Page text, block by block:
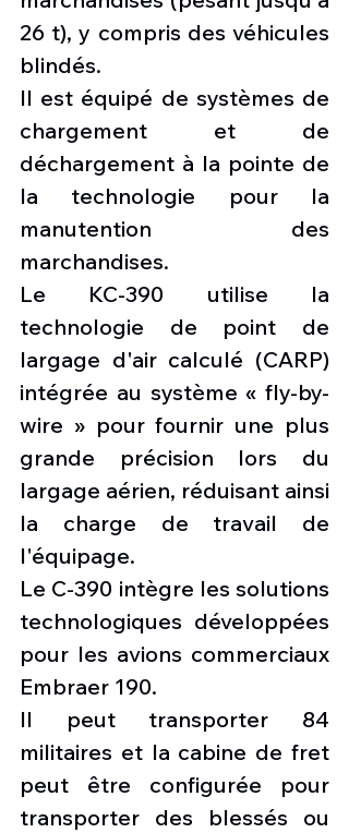
26 t), y compris des véhicules
blindés.
Il est équipé de systèmes de
chargement et de
déchargement à la pointe de
la technologie pour la
manutention des
marchandises.
Le KC-390 utilise la
technologie de point de
largage d'air calculé (CARP)
intégrée au système « fly-by-
wire » pour fournir une plus
grande précision lors du
largage aérien, réduisant ainsi
la charge de travail de
l'équipage.
Le C-390 intègre les solutions
technologiques développées
pour les avions commerciaux
Embraer 190.
Il peut transporter 84
militaires et la cabine de fret
peut être configurée pour
transporter des blessés ou